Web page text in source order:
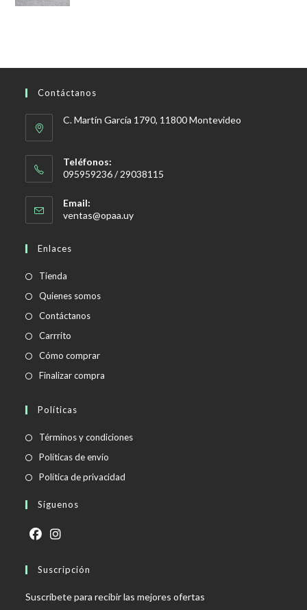
Contáctanos
C. Martín García 1790, 11800 Montevideo
Teléfonos:
095959236 / 29038115
Email:
ventas@opaa.uySe
Enlaces
Tienda
Quienes somos
Contáctanos
Carrrito
Cómo comprar
Finalizar compra
Políticas
Términos y condicionesSe
Políticas de envío
abre
Política de privacidad
Síguenos
abre
una
abre
una
Suscripción
Suscríbete para recibir las mejores ofertas